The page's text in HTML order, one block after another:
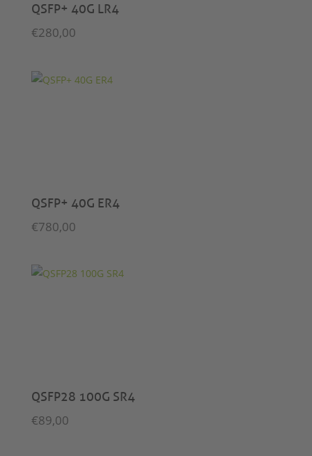
QSFP+ 40G LR4
€280,00
QSFP+ 40G ER4
€780,00
QSFP28 100G SR4
€89,00